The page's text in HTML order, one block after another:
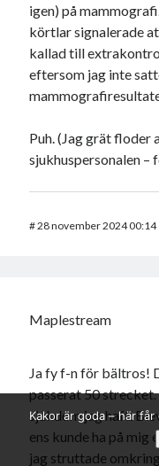
igen) på
körtlar signalerade
kallad till
eftersom jag inte
Puh. (Jag grät floder
sjukhuspersonalen
#28 november 2024 00:14
Maplestream
Ja fy f-n för bältros!
passerat 50 strecket.
sjukdom jag haft.
ens kunde ha på mig
jag struttade
Kakor är goda – här